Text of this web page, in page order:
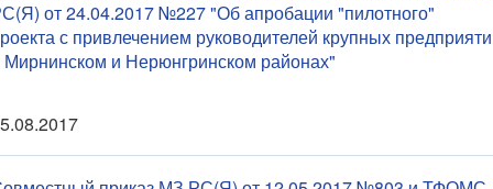
от 24.04.2017 №227 "Об апробации "пилотного"
с привлечением руководителей крупных
Мирнинском и Нерюнгринском районах"